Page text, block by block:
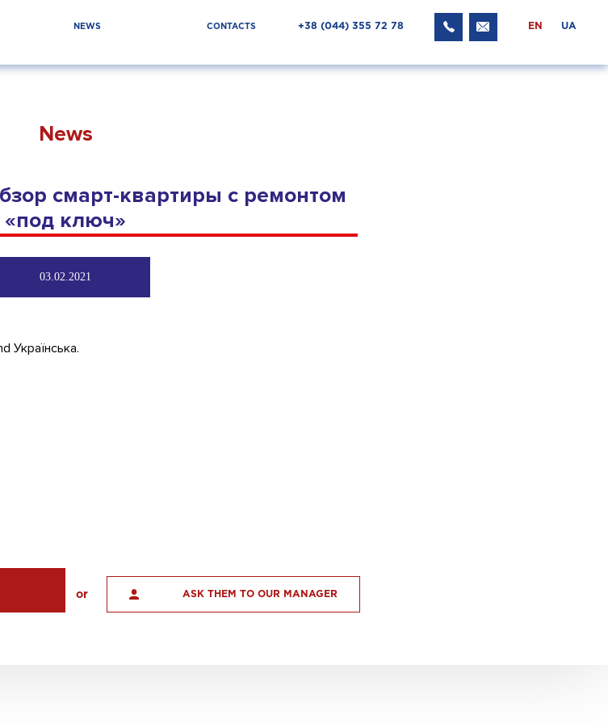
NEWS CONTACTS +38 ‎(044) 355 72 78 EN UA
News
смарт-квартиры с ремонтом
«под ключ»
03.02.2021
Українська.
or ASK THEM TO OUR MANAGER